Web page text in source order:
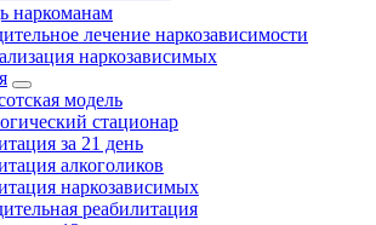
наркоманам
лечение наркозависимости
наркозависимых
модель
стационар
за 21 день
алкоголиков
наркозависимых
реабилитация